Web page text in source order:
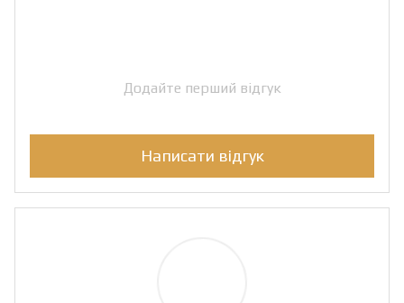
Додайте перший відгук
Написати відгук